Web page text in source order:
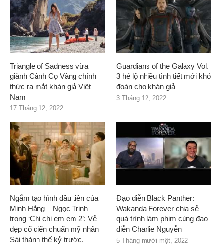
Triangle of Sadness vừa
giành Cành Cọ Vàng chính
thức ra mắt khán giả Việt
Nam
17 Tháng 12, 2022
Guardians of the Galaxy Vol.
3 hé lộ nhiều tình tiết mới khó
đoán cho khán giả
3 Tháng 12, 2022
Ngắm tạo hình đầu tiên của
Minh Hằng – Ngọc Trinh
trong ‘Chị chị em em 2’: Vẻ
đẹp cổ điển chuẩn mỹ nhân
Sài thành thế kỷ trước.
Đạo diễn Black Panther:
Wakanda Forever chia sẻ
quá trình làm phim cùng đạo
diễn Charlie Nguyễn
5 Tháng mười một, 2022